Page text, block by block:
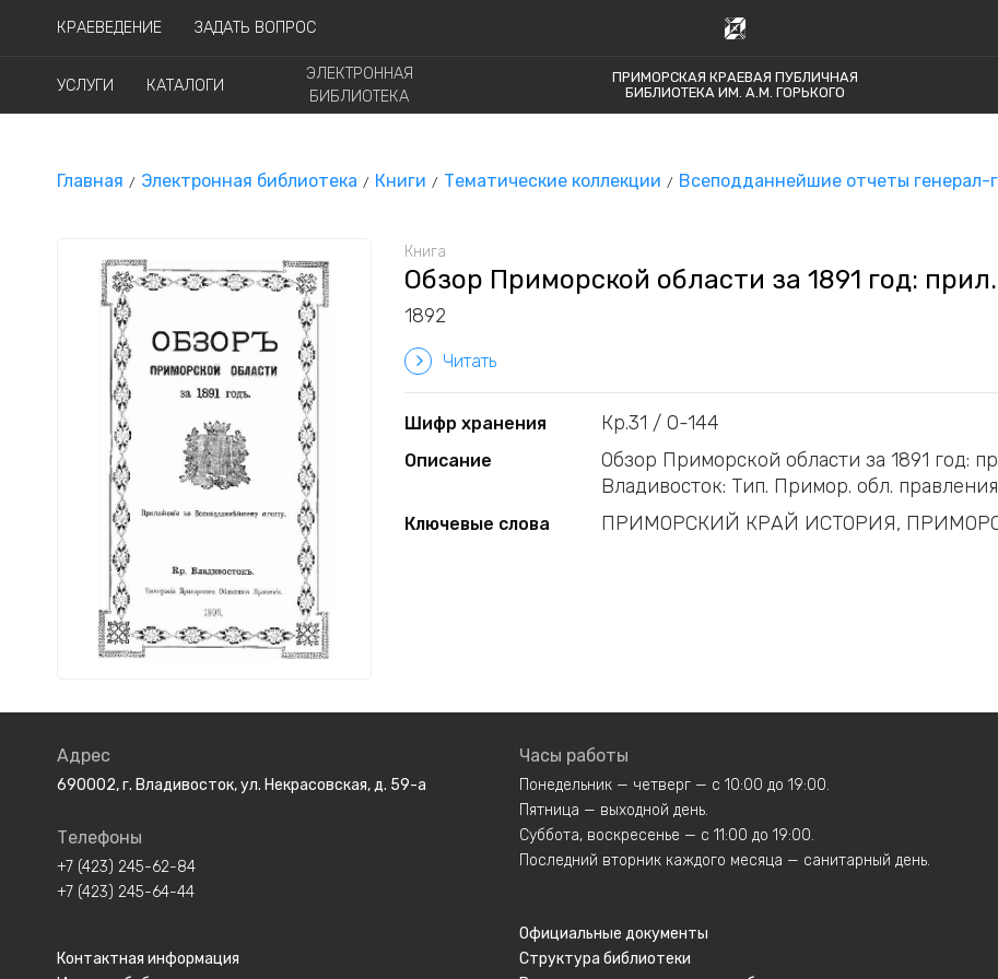
КРАЕВЕДЕНИЕ ЗАДАТЬ ВОПРОС
УСЛУГИ КАТАЛОГИ
ЭЛЕКТРОННАЯ
БИБЛИОТЕКА
ПРИМОРСКАЯ КРАЕВАЯ ПУБЛИЧНАЯ
БИБЛИОТЕКА ИМ. А.М. ГОРЬКОГО
Главная Электронная библиотека Книги Тематические коллекции Всеподданнейшие отчеты генерал-
Книга
Обзор Приморской области за 1891 год:
1892
Читать
Шифр хранения Кр.31 / О-144
Описание
Обзор Приморской области за 1891 год:
Владивосток: Тип. Примор. обл.
Ключевые слова ПРИМОРСКИЙ КРАЙ ИСТОРИЯ,
Адрес
690002, г. Владивосток, ул. Некрасовская, д. 59-а
Телефоны
+7 (423) 245-62-84
+7 (423) 245-64-44
Контактная информация
Часы работы
Понедельник — четверг — с 10:00 до 19:00.
Пятница — выходной день.
Суббота, воскресенье — с 11:00 до 19:00.
Последний вторник каждого месяца — санитарный день.
Официальные документы
Структура библиотеки